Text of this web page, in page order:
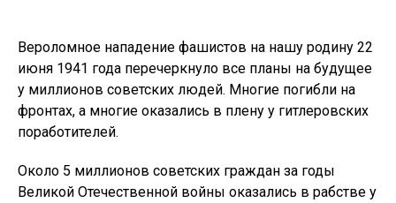
Вероломное нападение фашистов на нашу родину 22
июня 1941 года перечеркнуло все планы на будущее
у миллионов советских людей. Многие погибли на
фронтах, а многие оказались в плену у гитлеровских
поработителей.
Около 5 миллионов советских граждан за годы
Великой Отечественной войны оказались в рабстве у